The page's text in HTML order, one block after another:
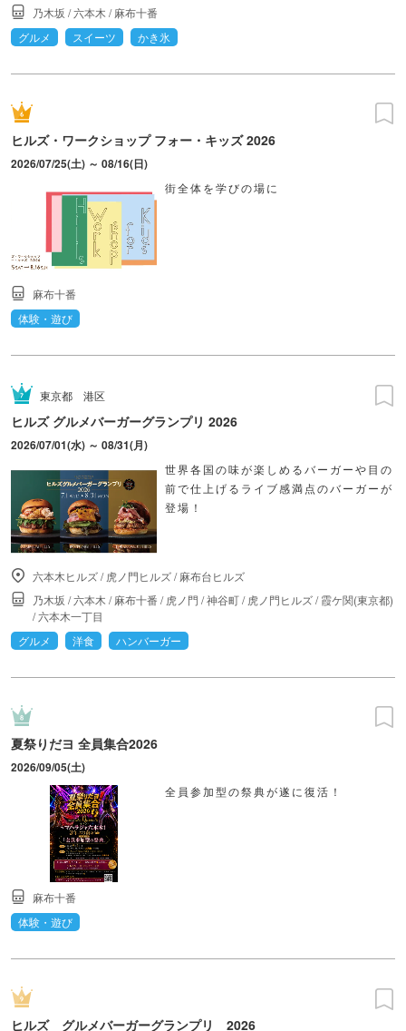
乃木坂 /六本木 /麻布十番
グルメ
スイーツ かき氷
ヒルズ・ワークショップ フォー・キッズ 2026
2026/07/25(土) ～ 08/16(日)
街全体を学びの場に
麻布十番
体験・遊び
東京都 港区
ヒルズ グルメバーガーグランプリ 2026
2026/07/01(水) ～ 08/31(月)
世界各国の味が楽しめるバーガーや目の
前で仕上げるライブ感満点のバーガーが
登場！
六本木ヒルズ/虎ノ門ヒルズ/麻布台ヒルズ
乃木坂 /六本木 /麻布十番 /虎ノ門 /神谷町/虎ノ門ヒルズ/霞ケ関(東京都)
/六本木一丁目
グルメ
洋食 ハンバーガー
夏祭りだヨ 全員集合2026
2026/09/05(土)
全員参加型の祭典が遂に復活！
麻布十番
体験・遊び
ヒルズ グルメバーガーグランプリ 2026